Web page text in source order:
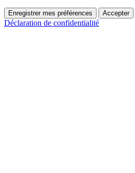
Enregistrer mes préférences Accepter
Déclaration de confidentialité